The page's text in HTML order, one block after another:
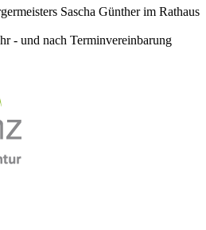
Sascha Günther im Rathaus
- und nach Terminvereinbarung